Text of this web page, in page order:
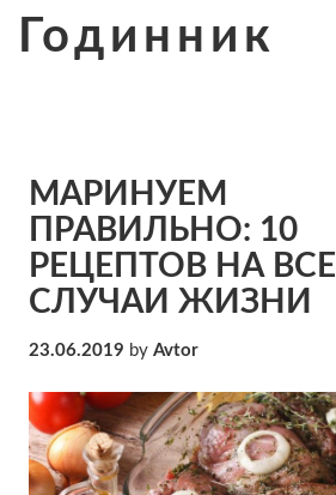
Годинник
МАРИНУЕМ
ПРАВИЛЬНО: 10
РЕЦЕПТОВ НА ВСЕ
СЛУЧАИ ЖИЗНИ
23.06.2019 by Avtor